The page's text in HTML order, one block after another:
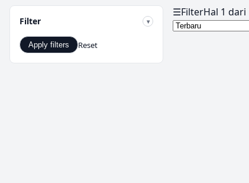
Filter
Apply filters Reset
☰FilterHal 1 dari